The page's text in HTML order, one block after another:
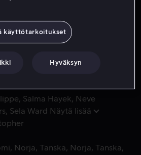
ja New Yorkin yöelämää
ja New Yorkin yöelämää
kuuluisin yökerho - Studio 54.
pääosissa ovat kuuluisuudet,
Salma Hayek
Neve
Sela Ward
Näytä lisää
Norja Tanska Norja
Tanska
käyttötarkoitukset
Hyväksyn